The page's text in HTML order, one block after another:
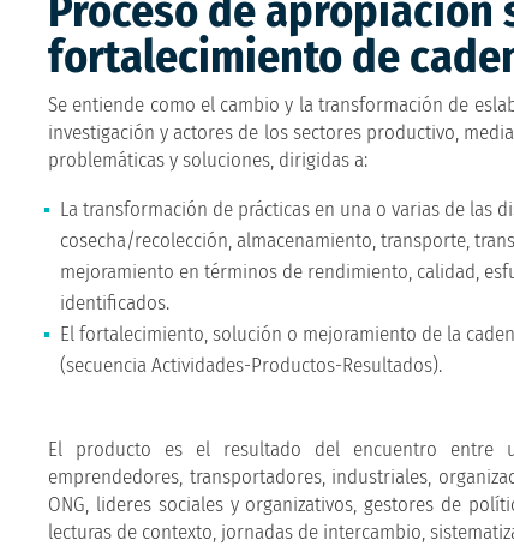
fortalecimiento de
Se entiende como el cambio y la transformación de
investigación y actores de los sectores productivo,
problemáticas y soluciones, dirigidas a:
La transformación de prácticas en una o varias de las
cosecha/recolección, almacenamiento, transporte,
mejoramiento en términos de rendimiento, calidad,
identificados.
El fortalecimiento, solución o mejoramiento de la
(secuencia Actividades-Productos-Resultados).
El producto es el resultado del encuentro entre
emprendedores, transportadores, industriales,
ONG, lideres sociales y organizativos, gestores de
lecturas de contexto, jornadas de intercambio,